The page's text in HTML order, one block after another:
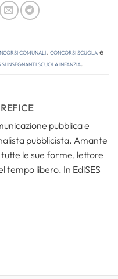
comunali, Concorsi Scuolae
insegnanti scuola infanzia.
pubblica e
pubblicista. Amante
le sue forme, lettore
tempo libero. In EdiSES